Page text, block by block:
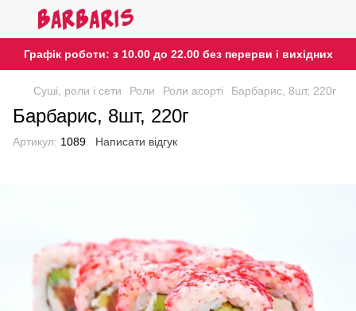
Графік роботи: з 10.00 до 22.00 без перерви і вихідних
Cуші, роли і сети Роли Роли асорті Барбарис, 8шт, 220г
Барбарис, 8шт, 220г
Артикул: 1089 Написати відгук